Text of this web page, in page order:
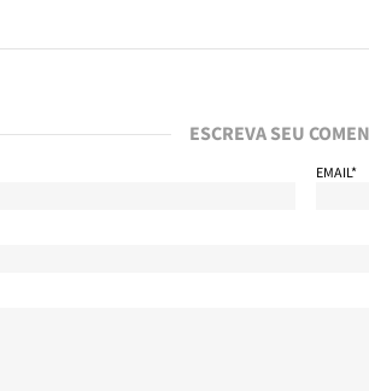
ESCREVA SEU
EMAIL*